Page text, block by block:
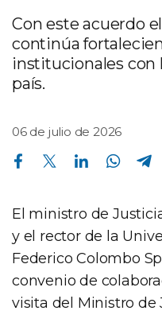
Con este acuerdo
continúa
institucionales con
país.
06 de julio de 2026
Compartir en Facebook Compartir en Twitter Compartir en Linkedin Compartir en Whatsapp
El ministro de
y el rector de la
Federico Colombo
convenio de
visita del Ministro de